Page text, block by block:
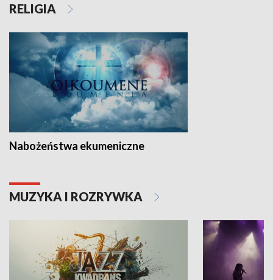
RELIGIA
Nabożeństwa ekumeniczne
MUZYKA I ROZRYWKA